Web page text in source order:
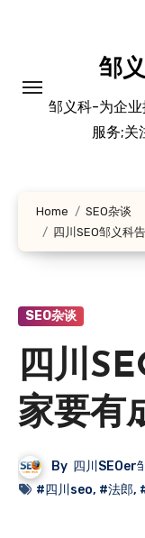
邹
邹义科-为企业
服务;关
Home
SEO杂谈
四川SEO邹义科
SEO杂谈
四川
家要有
By 四川SEOer
#四川seo, #法郎,